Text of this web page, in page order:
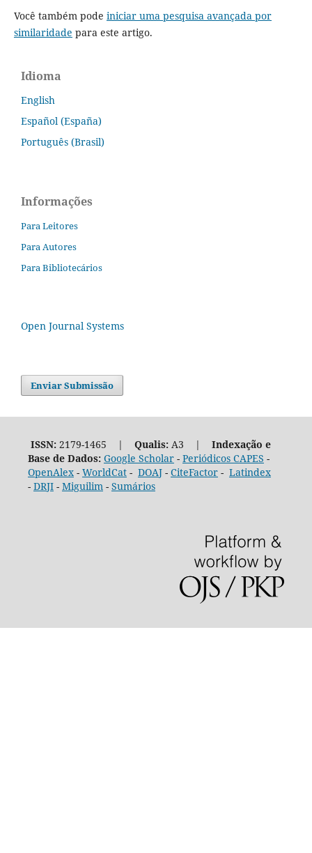
Você também pode iniciar uma pesquisa avançada por
similaridade para este artigo.
Idioma
English
Español (España)
Português (Brasil)
Informações
Para Leitores
Para Autores
Para Bibliotecários
Open Journal Systems
Enviar Submissão
ISSN:2179-1465 | Qualis:A3 | Indexação e
Base de Dados: Google Scholar- Periódicos CAPES -
OpenAlex- WorldCat- DOAJ- CiteFactor- Latindex
- DRJI- Miguilim- Sumários